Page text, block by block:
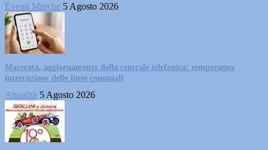
Eventi Marche 5 Agosto 2026
Macerata, aggiornamento della centrale telefonica: temporanea
interruzione delle linee comunali
Attualità 5 Agosto 2026